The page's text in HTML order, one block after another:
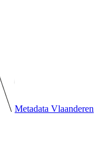
Metadata Vlaanderen